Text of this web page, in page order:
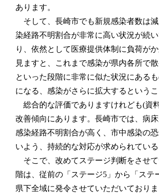
あります。
そして、長崎市でも新規感染者数は
染経路不明割合が非常に高い状況が続
り、依然として医療提供体制に負荷が
見ますと、これまで感染が県内各所で
といった段階に非常に似た状況にある
になる、感染がさらに拡大するという
総合的な評価でありますけれども(資
改善傾向にあります。長崎市では、病
感染経路不明割合が高く、市中感染の
いよう、持続的な対応が求められている
そこで、改めてステージ判断をさせ
階は、従前の「ステージ5」から「ステ
県下全域に発令させていただいており